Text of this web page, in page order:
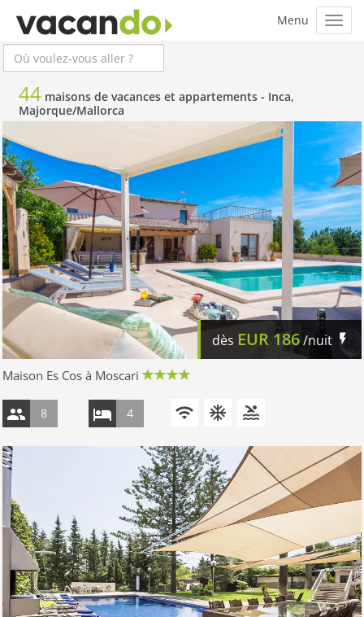
44 maisons de vacances et appartements - Inca,
Majorque/Mallorca
dès EUR 186/nuit
Maison Es Cos à Moscari
8 4